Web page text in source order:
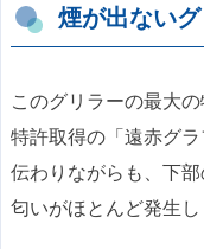
煙が出ない
このグリラーの最大
特許取得の「遠赤グ
伝わりながらも、下
匂いがほとんど発生し